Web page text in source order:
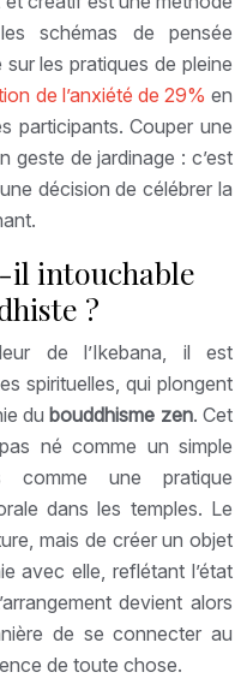
schémas de pensée
les pratiques de pleine
de l’anxiété de 29% en
participants. Couper une
geste de jardinage : c’est
, une décision de célébrer la
il intouchable
?
de l’Ikebana, il est
spirituelles, qui plongent
dubouddhisme zen. Cet
né comme un simple
comme une pratique
dans les temples. Le
mais de créer un objet
avec elle, reflétant l’état
devient alors
de se connecter au
de toute chose.